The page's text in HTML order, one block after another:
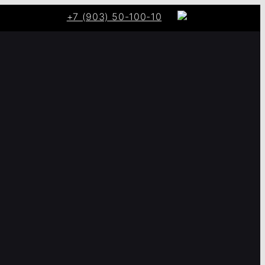
+7 (903) 50-100-10